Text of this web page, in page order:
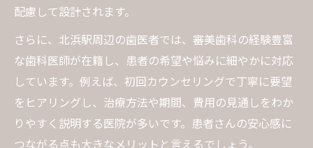
配慮して設計されます。
さらに、北浜駅周辺の歯医者では、審美歯科の経験豊富
な歯科医師が在籍し、患者の希望や悩みに細やかに対応
しています。例えば、初回カウンセリングで丁寧に要望
をヒアリングし、治療方法や期間、費用の見通しをわか
りやすく説明する医院が多いです。患者さんの安心感に
つながる点も大きなメリットと言えるでしょう。